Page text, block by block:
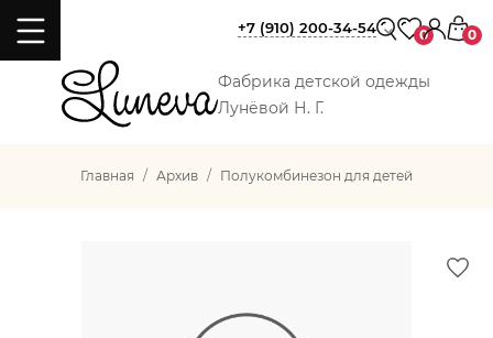
Фабрика детской одежды
Лунёвой Н. Г.
+7 (910) 200-34-54 0 0
Главная Архив Полукомбинезон для детей